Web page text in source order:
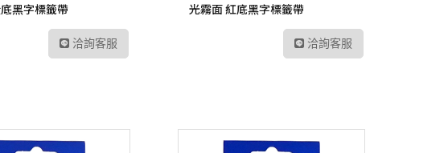
黑字標籤帶
洽詢客服
光霧面 紅底黑字標籤帶
洽詢客服